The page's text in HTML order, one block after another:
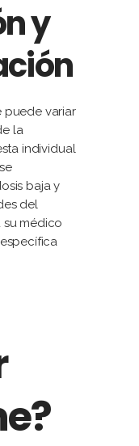
y
puede variar
la
individual
baja y
del
su médico